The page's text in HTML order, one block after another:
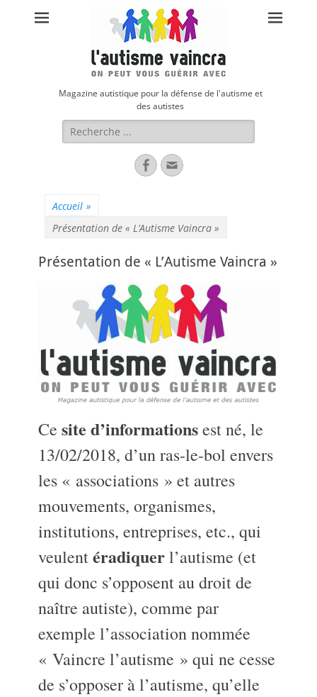
Magazine autistique pour la défense de l'autisme et
des autistes
Rechercher :
FacebookAdresse
de
Accueil »
Présentation de « L’Autisme Vaincra »
Présentation de « L’Autisme Vaincra »
Ce site d’informationsest né, le
13/02/2018, d’un ras-le-bol envers
les « associations » et autres
mouvements, organismes,
institutions, entreprises, etc., qui
veulentéradiquerl’autisme (et
qui donc s’opposent au droit de
naître autiste), comme par
exemple l’association nommée
« Vaincre l’autisme » qui ne cesse
de s’opposer à l’autisme, qu’elle